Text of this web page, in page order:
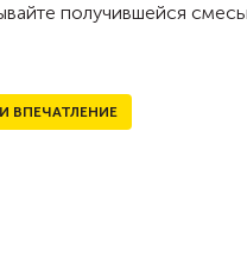
получившейся
ВПЕЧАТЛЕНИЕ